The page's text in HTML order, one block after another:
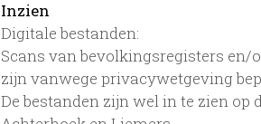
Inzien
Digitale bestanden:
Scans van bevolkingsregisters en/
zijn vanwege privacywetgeving
De bestanden zijn wel in te zien